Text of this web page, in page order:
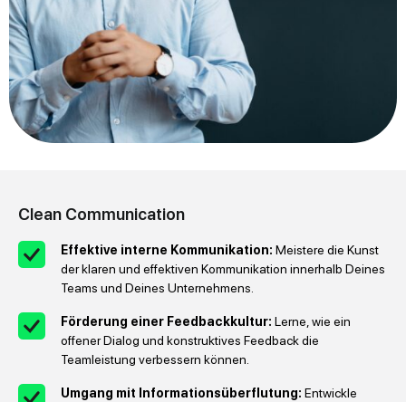
Clean Communication
Effektive interne Kommunikation: Meistere die Kunst
der klaren und effektiven Kommunikation innerhalb Deines
Teams und Deines Unternehmens.
Förderung einer Feedbackkultur: Lerne, wie ein
offener Dialog und konstruktives Feedback die
Teamleistung verbessern können.
Umgang mit Informationsüberflutung: Entwickle